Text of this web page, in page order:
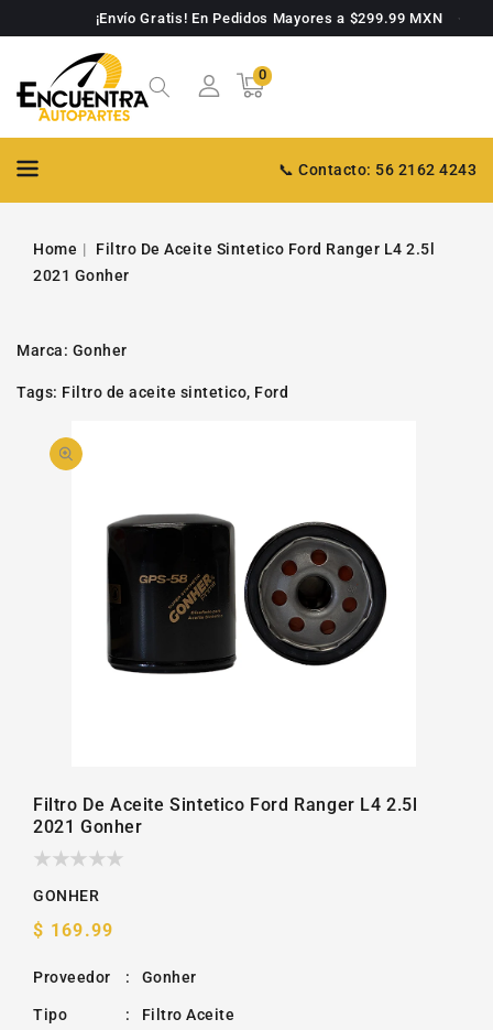
¡Envío Gratis! En Pedidos Mayores a $299.99 MXN
Carrito
00
artículos
📞 Contacto: 56 2162 4243
Home
Filtro De Aceite Sintetico Ford Ranger L4 2.5l
2021 Gonher
Marca: Gonher
Tags: Filtro de aceite sintetico, Ford
Filtro De Aceite Sintetico Ford Ranger L4 2.5l
2021 Gonher
GONHER
Precio
$ 169.99
Proveedor : Gonher
Tipo : Filtro Aceite